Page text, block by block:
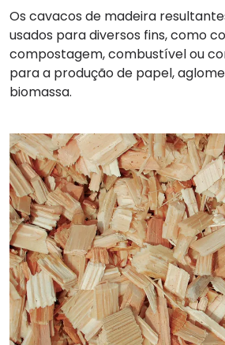
Os cavacos de madeira
usados ​​para diversos fins, como
compostagem, combustível ou
para a produção de papel,
biomassa.